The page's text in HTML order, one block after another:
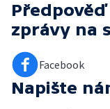
zprávy na
Facebook
Napište